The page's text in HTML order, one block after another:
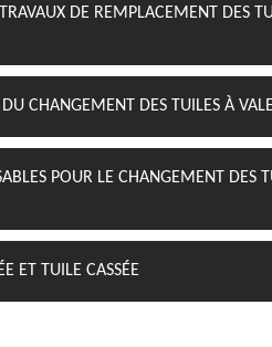
DE REMPLACEMENT DES
DU CHANGEMENT DES TUILES À
POUR LE CHANGEMENT DES
ET TUILE CASSÉE